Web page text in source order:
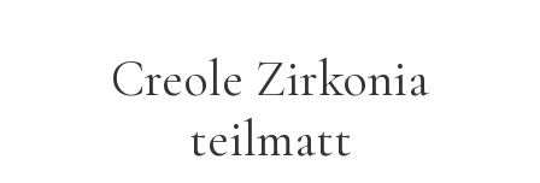
Creole Zirkonia
teilmatt